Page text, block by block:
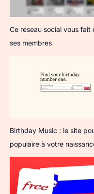
Ce réseau social vous
ses membres
Birthday Music : le site
populaire à votre